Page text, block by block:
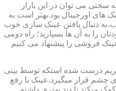
می توان در این بازار
های اورجینال بود.بهتر است به
دنبال یافتن عینک سازی خوب
را به آن ها بسپارید؛ راه دومی
فروشی را پیشنهاد می کنیم
درست شده استکه توسط بینی
چشم قرار میگیرد.عینک با رفع